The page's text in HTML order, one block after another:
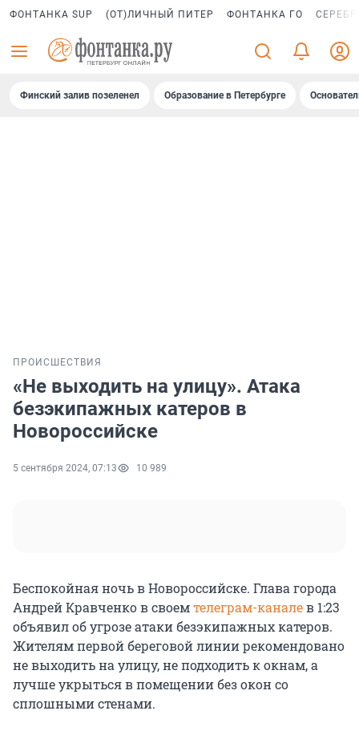
ФОНТАНКА SUP (ОТ)ЛИЧНЫЙ ПИТЕР ФОНТАНКА ГО
Финский залив позеленел Образование в Петербурге
ПРОИСШЕСТВИЯ
«Не выходить на улицу». Атака
безэкипажных катеров в
Новороссийске
5 сентября 2024, 07:13 10 989
Беспокойная ночь в Новороссийске. Глава города
Андрей Кравченко в своемтелеграм-каналев 1:23
объявил об угрозе атаки безэкипажных катеров.
Жителям первой береговой линии рекомендовано
не выходить на улицу, не подходить к окнам, а
лучше укрыться в помещении без окон со
сплошными стенами.